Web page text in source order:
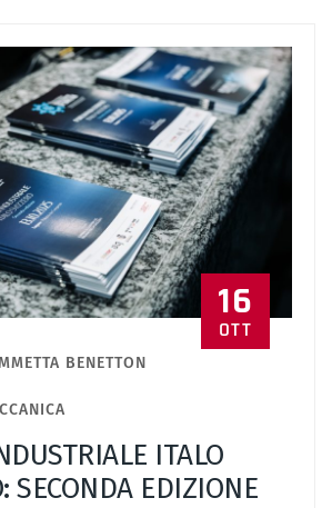
16
OTT
BENETTON
ITALO
SECONDA EDIZIONE